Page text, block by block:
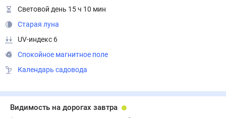
Световой день 15 ч 10 мин
Старая луна
UV-индекс 6
Спокойное магнитное поле
Календарь садовода
Видимость на дорогах завтра